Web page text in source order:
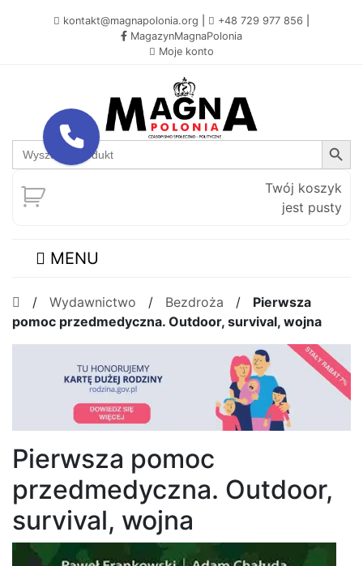
kontakt@magnapolonia.org +48 729 977 856
MagazynMagnaPolonia
Moje konto
Search
for:
Search Button
Twój koszyk
jest pusty
MENU
/ Wydawnictwo / Bezdroża / Pierwsza
pomoc przedmedyczna. Outdoor, survival, wojna
Pierwsza pomoc
przedmedyczna. Outdoor,
survival, wojna